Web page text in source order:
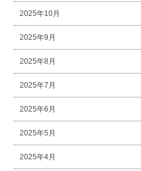
2025年10月
2025年9月
2025年8月
2025年7月
2025年6月
2025年5月
2025年4月